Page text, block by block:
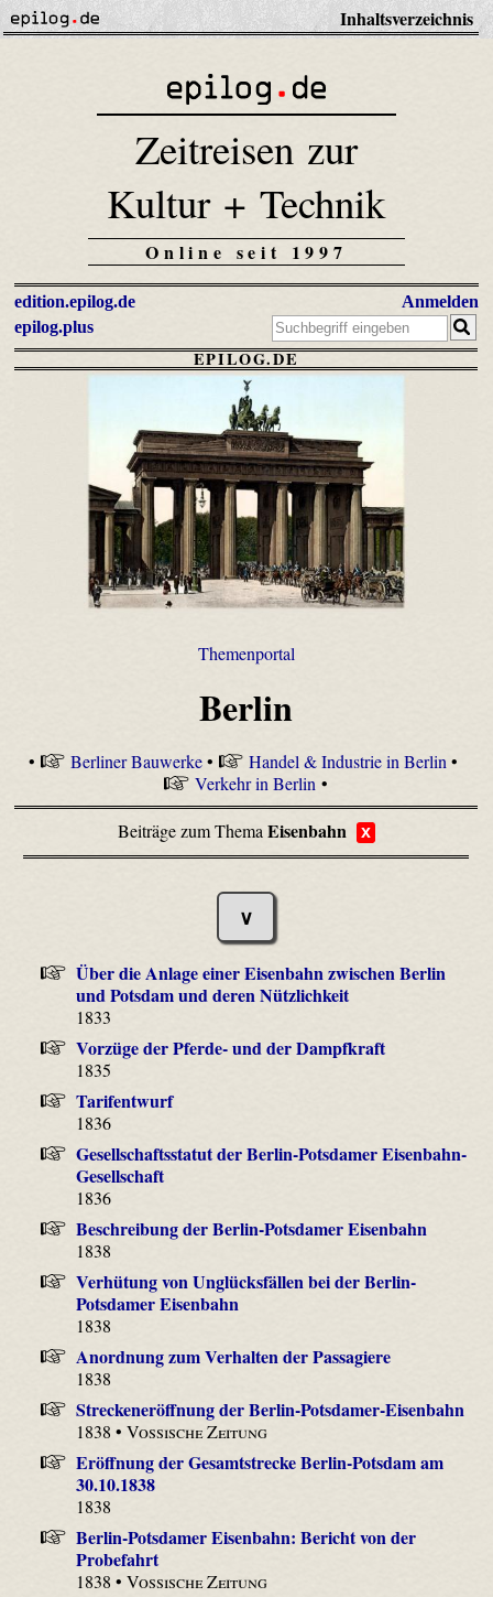
Inhaltsverzeichnis
Zeitreisen zur
Kultur + Technik
Online seit 1997
edition.epilog.de
epilog.plus
Anmelden
EPILOG.DE
Themenportal
Berlin
• Berliner Bauwerke• Handel & Industrie in Berlin •
Verkehr in Berlin •
Beiträge zum ThemaEisenbahn x
∨
Über die Anlage einer Eisenbahn zwischen Berlin
und Potsdam und deren Nützlichkeit
1833
Vorzüge der Pferde- und der Dampfkraft
1835
Tarifentwurf
1836
Gesellschaftsstatut der Berlin-Potsdamer Eisenbahn-
Gesellschaft
1836
Beschreibung der Berlin-Potsdamer Eisenbahn
1838
Verhütung von Unglücksfällen bei der Berlin-
Potsdamer Eisenbahn
1838
Anordnung zum Verhalten der Passagiere
1838
Streckeneröffnung der Berlin-Potsdamer-Eisenbahn
1838 •Vossische Zeitung
Eröffnung der Gesamtstrecke Berlin-Potsdam am
30.10.1838
1838
Berlin-Potsdamer Eisenbahn: Bericht von der
Probefahrt
1838 •Vossische Zeitung